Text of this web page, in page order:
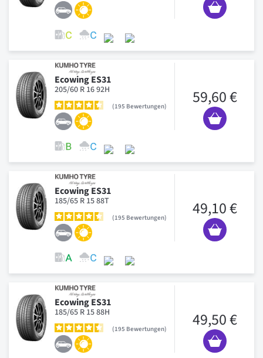
Ecowing ES31
205/60 R 16 92H
195 Bewertungen 59,60 €
Ecowing ES31
185/65 R 15 88T
195 Bewertungen 49,10 €
Ecowing ES31
185/65 R 15 88H
195 Bewertungen 49,50 €